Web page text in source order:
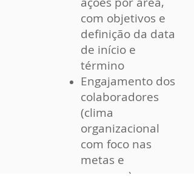
com objetivos e
definição da data
de início e
término
Engajamento dos
colaboradores
(clima
organizacional
com foco nas
metas e
sucessos)